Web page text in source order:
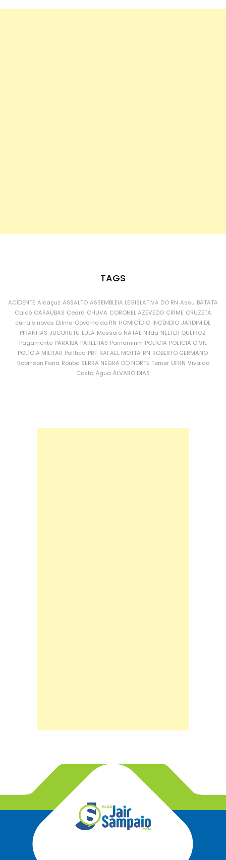
TAGS
ACIDENTE Alcaçuz ASSALTO ASSEMBLEIA LEGISLATIVA DO RN Assu BATATA
Caicó CARAÚBAS Ceará CHUVA CORONEL AZEVEDO CRIME CRUZETA
currais novos Dilma Governo do RN HOMICÍDIO INCÊNDIO JARDIM DE
PIRANHAS JUCURUTU LULA Mossoró NATAL Nilda NÉLTER QUEIROZ
Pagamento PARAÍBA PARELHAS Parnamirim POLÍCIA POLÍCIA CIVIL
POLÍCIA MILITAR Política PRF RAFAEL MOTTA RN ROBERTO GERMANO
Robinson Faria Roubo SERRA NEGRA DO NORTE Temer UFRN Vivaldo
Costa Água ÁLVARO DIAS